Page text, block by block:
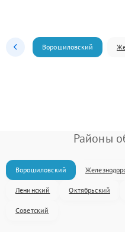
Ворошиловский
Районы
Ворошиловский
Ленинский Октябрьский
Советский